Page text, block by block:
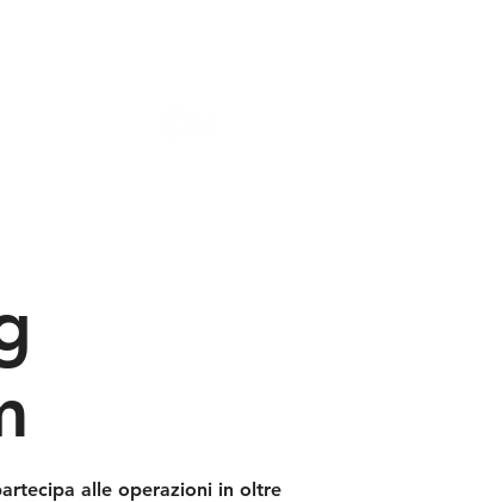
alle operazioni in oltre